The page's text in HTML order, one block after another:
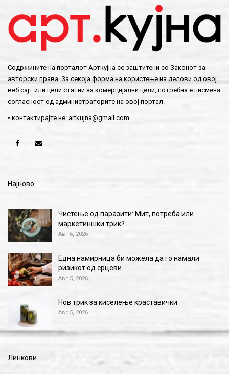
Содржините на порталот Арткујна се заштитени со Законот за
авторски права. За секоја форма на користење на делови од овој
веб сајт или цели статии за комерцијални цели, потребна е писмена
согласност од администраторите на овој портал.
• контактирајте не: artkujna@gmail.com
Најново
Чистење од паразити: Мит, потреба или
маркетиншки трик?
Авг 6, 2026
Една намирница би можела да го намали
ризикот од срцеви…
Авг 5, 2026
Нов трик за киселење краставички
Авг 5, 2026
Линкови